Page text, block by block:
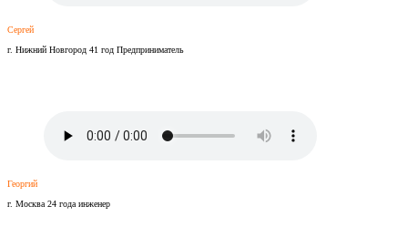
Сергей
г. Нижний Новгород 41 год Предприниматель
Георгий
г. Москва 24 года инженер